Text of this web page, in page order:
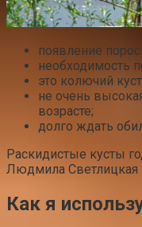
появление
необходимость
это колючий
не очень
возрасте;
долго ждать
Раскидистые кусты
Людмила Светлицкая
Как я